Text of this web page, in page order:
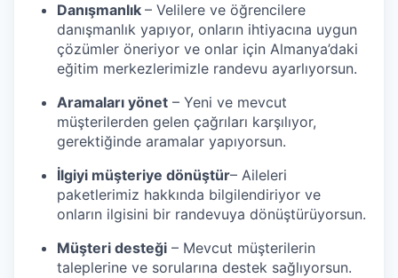
Danışmanlık – Velilere ve öğrencilere
danışmanlık yapıyor, onların ihtiyacına uygun
çözümler öneriyor ve onlar için Almanya’daki
eğitim merkezlerimizle randevu ayarlıyorsun.
Aramaları yönet – Yeni ve mevcut
müşterilerden gelen çağrıları karşılıyor,
gerektiğinde aramalar yapıyorsun.
İlgiyi müşteriye dönüştür– Aileleri
paketlerimiz hakkında bilgilendiriyor ve
onların ilgisini bir randevuya dönüştürüyorsun.
Müşteri desteği – Mevcut müşterilerin
taleplerine ve sorularına destek sağlıyorsun.